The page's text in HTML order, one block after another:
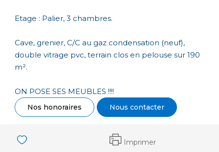
Etage : Palier, 3 chambres.
Cave, grenier, C/C au gaz condensation (neuf),
double vitrage pvc, terrain clos en pelouse sur 190
m².
ON POSE SES MEUBLES !!!!
Nos honoraires Nous contacter
Imprimer